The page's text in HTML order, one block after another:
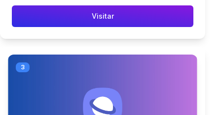
Visitar
3